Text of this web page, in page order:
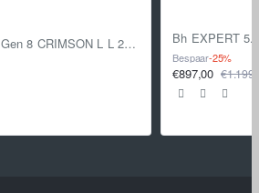
TREK Madone SL 6 Gen 8 CRIMSON L L 2025 Bh EXPERT
Bespaar-25%
€897,00